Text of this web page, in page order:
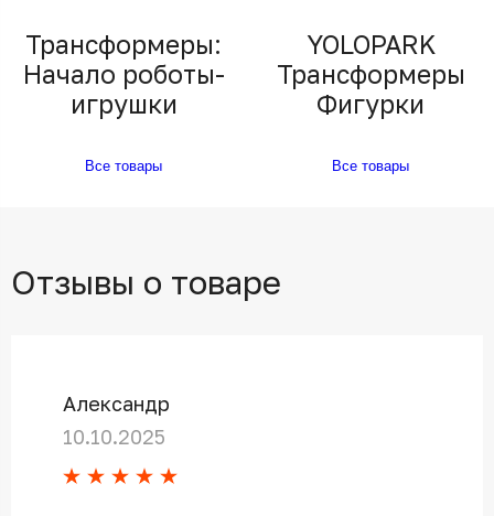
Трансформеры:
Начало роботы-
игрушки
Все товары
YOLOPARK
Трансформеры
Фигурки
Все товары
Отзывы о товаре
Александр
10.10.2025